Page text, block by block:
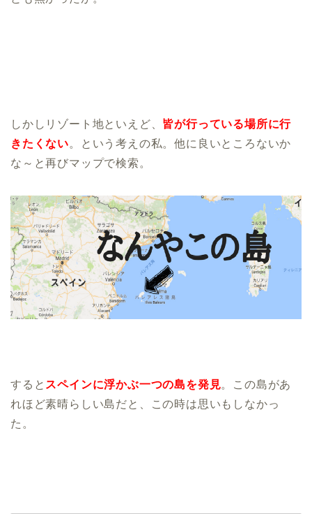
しかしリゾート地といえど、 皆が行っている場所に行
きたくない。という考えの私。他に良いところないか
な～と再びマップで検索。
すると スペインに浮かぶ一つの島を発見。この島があ
れほど素晴らしい島だと、この時は思いもしなかっ
た。